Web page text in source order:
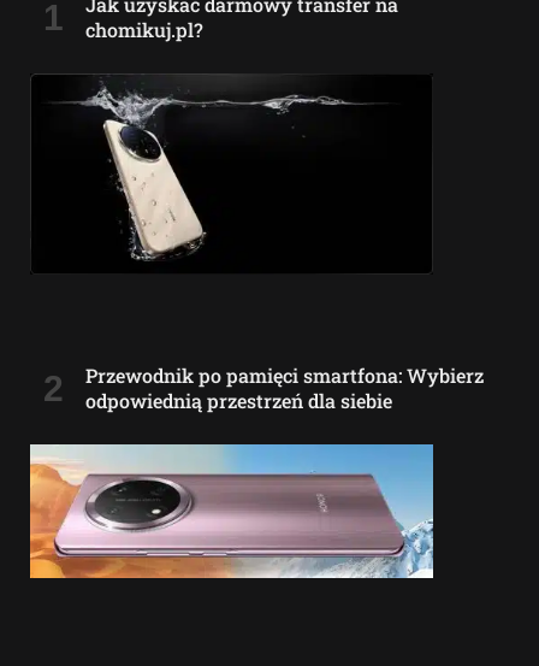
chomikuj.pl?
Przewodnik po pamięci smartfona: Wybierz
odpowiednią przestrzeń dla siebie